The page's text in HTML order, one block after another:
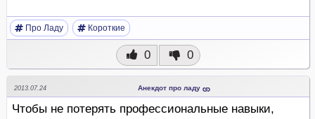
Про Ладу Короткие
0 0
2013.07.24 Анекдот про ладу
Чтобы не потерять профессиональные навыки,